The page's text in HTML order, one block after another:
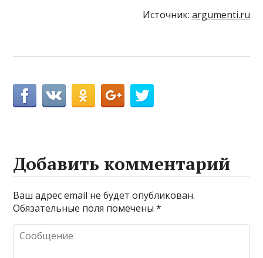
Источник: argumenti.ru
Добавить комментарий
Ваш адрес email не будет опубликован.
Обязательные поля помечены*